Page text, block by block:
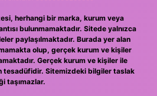
herhangi bir marka, kurum veya
bulunmamaktadır. Sitede yalnızca
paylaşılmaktadır. Burada yer alan
olup, gerçek kurum ve kişiler
Gerçek kurum ve kişiler ile
tesadüfidir. Sitemizdeki bilgiler taslak
taşımazlar.